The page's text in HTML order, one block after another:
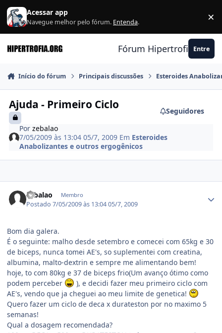
Ir para conteúdo
Acessar app
Navegue melhor pelo fórum. Entenda. ×
Fórum Hipertrofia.org
Entre
Início do fórum Principais discussões Esteroides
Ajuda - Primeiro Ciclo
Seguidores
Porzebalao
7/05/2009 às 13:0405/7, 2009 Em Esteroides
Anabolizantes e outros ergogênicos
zebalao Membro
Postado7/05/2009 às 13:0405/7, 2009
Bom dia galera.
É o seguinte: malho desde setembro e comecei com 65kg e 30
de biceps, nunca tomei AE's, so suplementei com creatina,
albumina, malto-dextrin e sempre me alimentando bem!
hoje, to com 80kg e 37 de biceps frio(Um avanço ótimo como
podem perceber
), e decidi fazer meu primeiro ciclo com
AE's, vendo que ja cheguei ao meu limite de genetica!
Quero fazer um ciclo de deca x durateston por no maximo 5
semanas!
Qual a dosagem recomendada?